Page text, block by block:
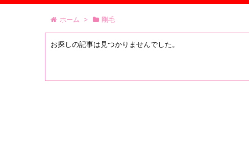
ホーム > 剛毛
お探しの記事は見つかりませんでした。